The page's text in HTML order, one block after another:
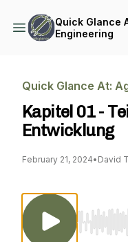
Quick Glance
Engineering
Quick Glance At:
Kapitel 01 -
Entwicklung
February 21, 2024• David
Use